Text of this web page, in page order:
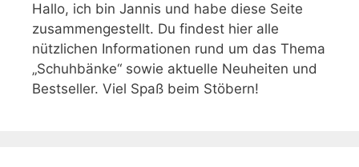
Hallo, ich bin Jannis und habe diese Seite
zusammengestellt. Du findest hier alle
nützlichen Informationen rund um das Thema
„Schuhbänke“ sowie aktuelle Neuheiten und
Bestseller. Viel Spaß beim Stöbern!